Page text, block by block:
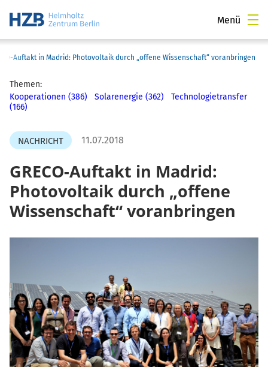
Menü
Auftakt in Madrid: Photovoltaik durch „offene Wissenschaft“ voranbringen
Themen:
Kooperationen (386)
Solarenergie (362)
Technologietransfer
(166)
NACHRICHT 11.07.2018
GRECO-Auftakt in Madrid:
Photovoltaik durch „offene
Wissenschaft“ voranbringen